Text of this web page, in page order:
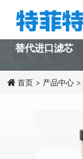
PRODUCT
替代进口滤芯
首页 > 产品中心 >